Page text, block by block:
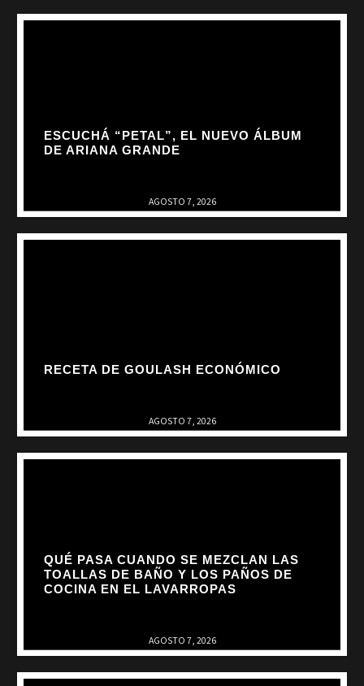
AGOSTO 7, 2026
ESCUCHÁ “PETAL”, EL NUEVO ÁLBUM
DE ARIANA GRANDE
AGOSTO 7, 2026
RECETA DE GOULASH ECONÓMICO
AGOSTO 7, 2026
QUÉ PASA CUANDO SE MEZCLAN LAS
TOALLAS DE BAÑO Y LOS PAÑOS DE
COCINA EN EL LAVARROPAS